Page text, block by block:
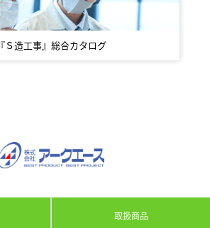
『Ｓ造工事』総合カタログ
取扱商品